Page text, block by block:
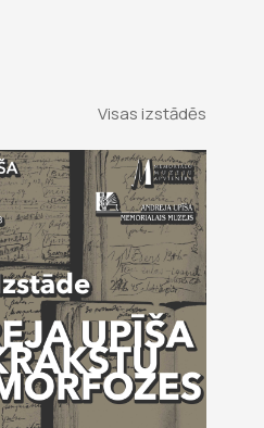
Visas izstādēs
–16 aug 2026